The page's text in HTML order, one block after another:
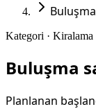
Kategori · Kiralama
Buluşma
Planlanan